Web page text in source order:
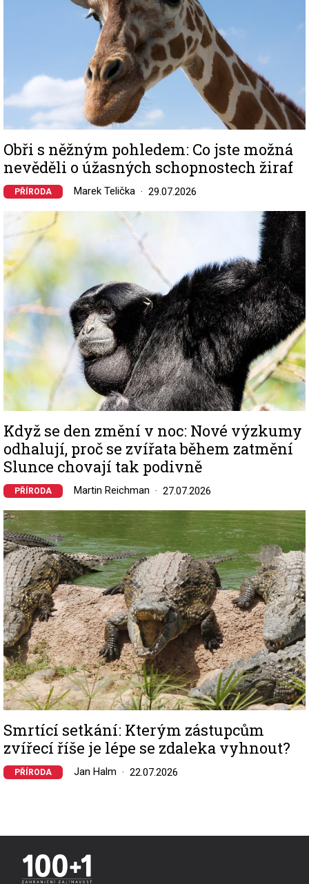
Obři s něžným pohledem: Co jste možná
nevěděli o úžasných schopnostech žiraf
PŘÍRODA Marek Telička 29.07.2026
Image
Když se den změní v noc: Nové výzkumy
odhalují, proč se zvířata během zatmění
Slunce chovají tak podivně
PŘÍRODA Martin Reichman 27.07.2026
Image
Smrtící setkání: Kterým zástupcům
zvířecí říše je lépe se zdaleka vyhnout?
PŘÍRODA Jan Halm 22.07.2026